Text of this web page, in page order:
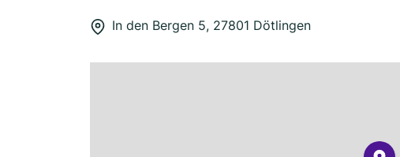
In den Bergen 5, 27801 Dötlingen